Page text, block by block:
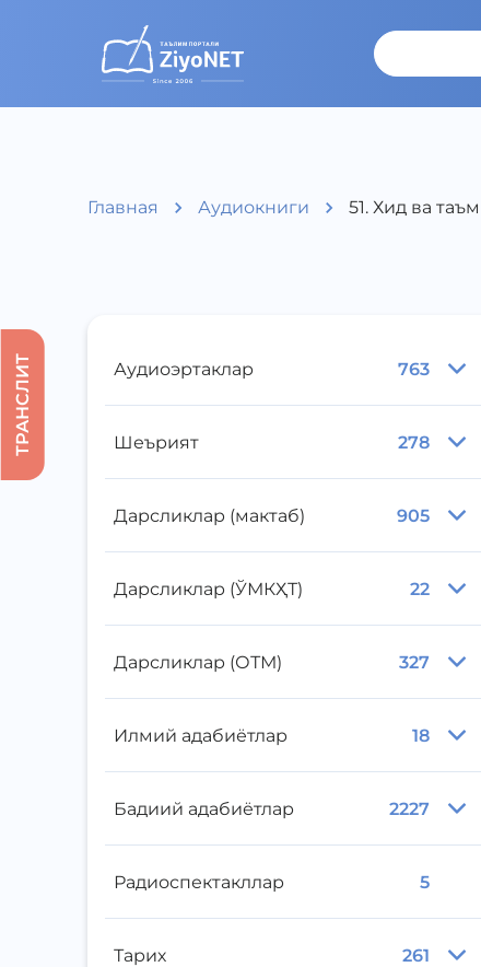
Главная Аудиокниги 51. Хид ва
Аудиоэртаклар 763
Шеърият 278
Дарсликлар (мактаб) 905
Дарсликлар (ЎМКҲТ) 22
Дарсликлар (ОТМ) 327
Илмий адабиётлар 18
Бадиий адабиётлар 2227
Радиоспектакллар 5
Тарих 261
ТРАНСЛИТ